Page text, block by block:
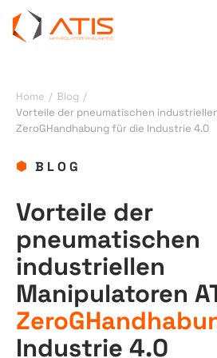
Home / Blog /
Vorteile der pneumatischen
ZeroGHandhabung für die Industrie 4.0
BLOG
Vorteile der
pneumatischen
industriellen
Manipulatoren
Industrie 4.0